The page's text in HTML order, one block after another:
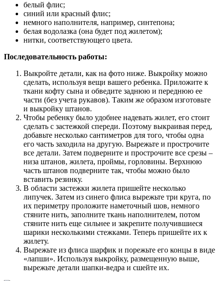
белый флис;
синий или красный флис;
немного наполнителя, например, синтепона;
белая водолазка (она будет под жилетом);
нитки, соответствующего цвета.
Последовательность работы:
Выкройте детали, как на фото ниже. Выкройку можно
сделать, используя вещи вашего ребенка. Приложите к
ткани кофту сына и обведите заднюю и переднюю ее
части (без учета рукавов). Таким же образом изготовьте
и выкройку штанов.
Чтобы ребенку было удобнее надевать жилет, его стоит
сделать с застежкой спереди. Поэтому выкраивая перед,
добавьте несколько сантиметров для того, чтобы одна
его часть заходила на другую. Вырежьте и прострочите
все детали. Затем подверните и прострочите все срезы –
низа штанов, жилета, проймы, горловины. Верхнюю
часть штанов подверните так, чтобы можно было
вставить резинку.
В области застежки жилета пришейте несколько
липучек. Затем из синего флиса вырежьте три круга, по
их периметру проложите наметочный шов, немного
стяните нить, заполните ткань наполнителем, потом
стяните нить еще сильнее и закрепите получившиеся
шарики несколькими стежками. Теперь пришейте их к
жилету.
Вырежьте из флиса шарфик и порежьте его концы в виде
«лапши». Используя выкройку, размещенную выше,
вырежьте детали шапки-ведра и сшейте их.